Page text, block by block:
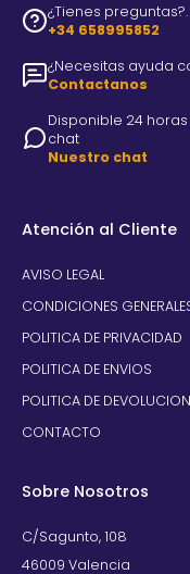
¿Tienes
+34 658995852
¿Necesitas ayuda
Contactanos
Disponible 24
chat
Nuestro chat
Atención al Cliente
AVISO LEGAL
CONDICIONES
POLITICA DE PRIVACIDAD
POLITICA DE ENVIOS
POLITICA DE
CONTACTO
Sobre Nosotros
C/Sagunto, 108
46009 Valencia